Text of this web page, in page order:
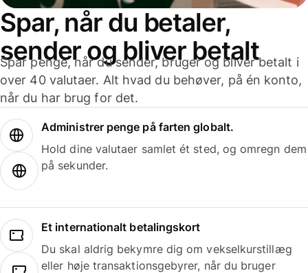
Spar, når du betaler,
sender og bliver betalt
Spar penge, når du sender, bruger og bliver betalt i
over 40 valutaer. Alt hvad du behøver, på én konto,
når du har brug for det.
Administrer penge på farten globalt.
Hold dine valutaer samlet ét sted, og omregn dem
på sekunder.
Et internationalt betalingskort
Du skal aldrig bekymre dig om vekselkurstillæg
eller høje transaktionsgebyrer, når du bruger